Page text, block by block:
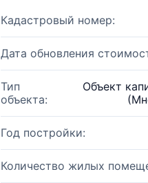
Кадастровый номер:
Дата обновления
Тип
объекта:
Объект
Год постройки:
Количество жилых